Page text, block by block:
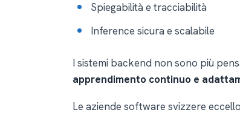
Spiegabilità e tracciabilità
Inference sicura e scalabile
I sistemi backend non sono più
apprendimento continuo e
Le aziende software svizzere